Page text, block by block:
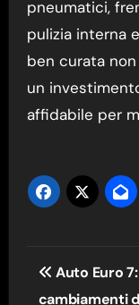
pneumatici,
pulizia interna
ben curata
un
affidabile per
Auto Euro 7:
cambiamenti